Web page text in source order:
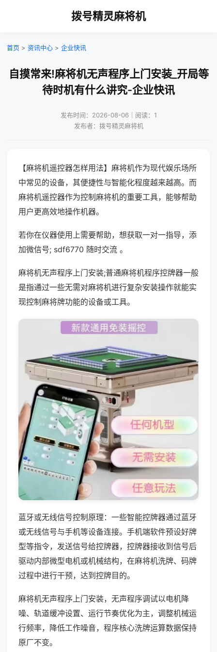
拨号精灵麻将机
首页 > 资讯中心 > 企业快讯
自摸常来!麻将机无声程序上门安装_开局等
待时机有什么讲究-企业快讯
发布时间：2026-08-06｜阅读：1
发布者：拨号精灵麻将机
【麻将机遥控器怎样用法】麻将机作为现代娱乐场所
中常见的设备，其便捷性与智能化程度越来越高。而
麻将机遥控器作为控制麻将机的重要工具，能够帮助
用户更高效地操作机器。
若你在仪器使用上需要帮助，想获取一对一指导，添
加微信号; sdf6770 随时交流 。
麻将机无声程序上门安装;普通麻将机程序控牌器一般
是指通过一些无需对麻将机进行复杂安装操作就能实
现控制麻将牌功能的设备或工具。
蓝牙或无线信号控制原理：一些智能控牌器通过蓝牙
或无线信号与手机等设备连接。手机端软件预设好牌
型等指令，发送信号给控牌器，控牌器接收到信号后
驱动内部微型电机或机械结构，在麻将机洗牌、码牌
过程中进行干预，达到控牌目的。
麻将机无声程序上门安装，无声程序调试以电机降
噪、轨道缓冲设置、运行节奏优化为主，调整机械运
行频率，降低工作噪音，程序核心洗牌运算数据保持
原厂不变。